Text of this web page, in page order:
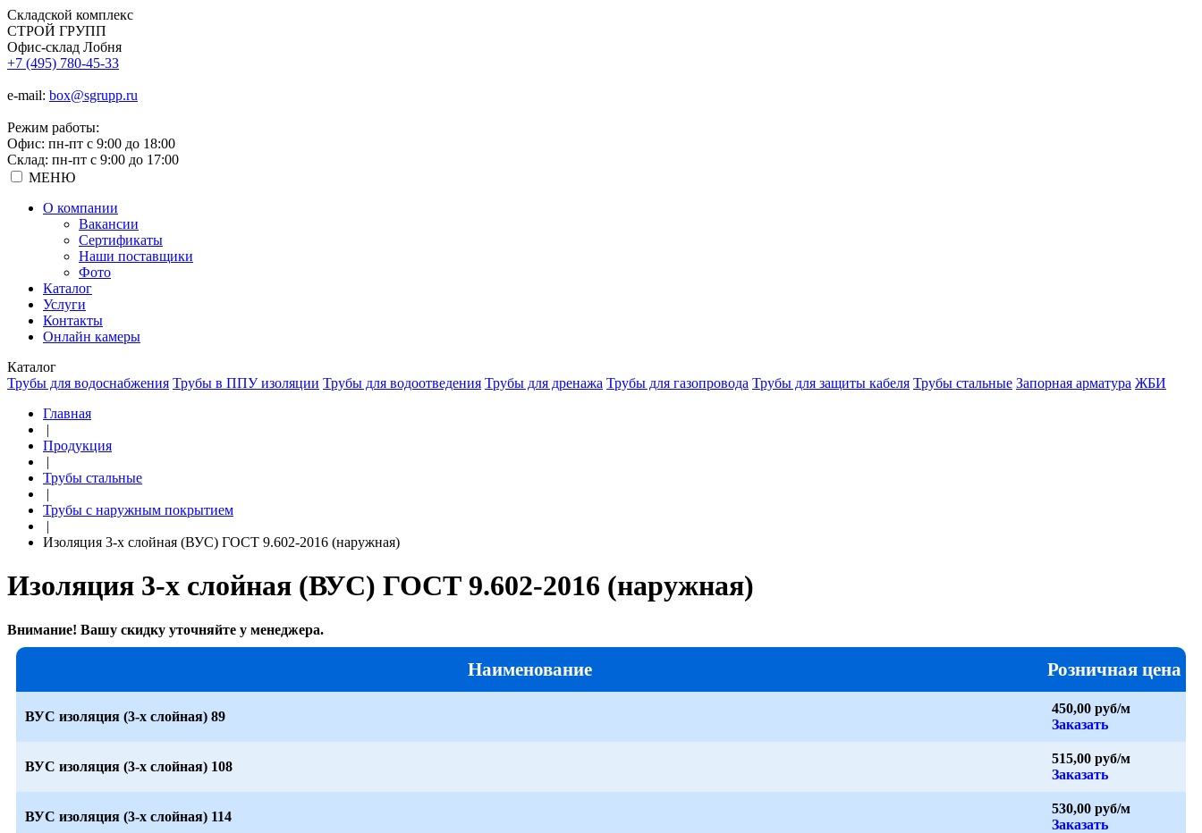
Складской комплекс
СТРОЙ ГРУПП
Офис-склад Лобня
+7 (495) 780-45-33
e-mail: box@sgrupp.ru
Режим работы:
Офис: пн-пт с 9:00 до 18:00
Склад: пн-пт с 9:00 до 17:00
МЕНЮ
О компании
Вакансии
Сертификаты
Наши поставщики
Фото
Каталог
Услуги
Контакты
Онлайн камеры
Каталог
Трубы для водоснабжения Трубы в ППУ изоляции Трубы для водоотведения Трубы для дренажа Трубы для газопровода Трубы для защиты кабеля Трубы стальные Запорная арматура ЖБИ
Главная
|
Продукция
|
Трубы стальные
|
Трубы с наружным покрытием
|
Изоляция 3-х слойная (ВУС) ГОСТ 9.602-2016 (наружная)
Изоляция 3-х слойная (ВУС) ГОСТ 9.602-2016 (наружная)
Внимание! Вашу скидку уточняйте у менеджера.
Наименование Розничная цена
ВУС изоляция (3-х слойная) 89
450,00 руб/м
Заказать
ВУС изоляция (3-х слойная) 108
515,00 руб/м
Заказать
ВУС изоляция (3-х слойная) 114
530,00 руб/м
Заказать